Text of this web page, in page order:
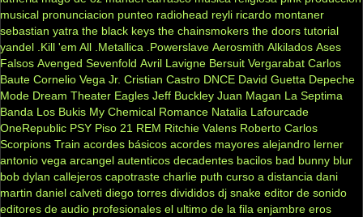
musical pronunciacion punteo radiohead reyli ricardo montaner
sebastian yatra the black keys the chainsmokers the doors tutorial
yandel .Kill 'em All .Metallica .Powerslave Aerosmith Alkilados Ases
Falsos Avenged Sevenfold Avril Lavigne Bersuit Vergarabat Carlos
Baute Cornelio Vega Jr. Cristian Castro DNCE David Guetta Depeche
Mode Dream Theater Eagles Jeff Buckley Juan Magan La Septima
Banda Los Bukis My Chemical Romance Natalia Lafourcade
OneRepublic PSY Piso 21 REM Ritchie Valens Roberto Carlos
Scorpions Train acordes básicos acordes mayores alejandro lerner
antonio vega arcangel autenticos decadentes bacilos bad bunny blur
bob dylan callejeros capotraste charlie puth curso a distancia dani
martin daniel calveti diego torres divididos dj snake editor de sonido
editores de audio profesionales el ultimo de la fila enjambre eros